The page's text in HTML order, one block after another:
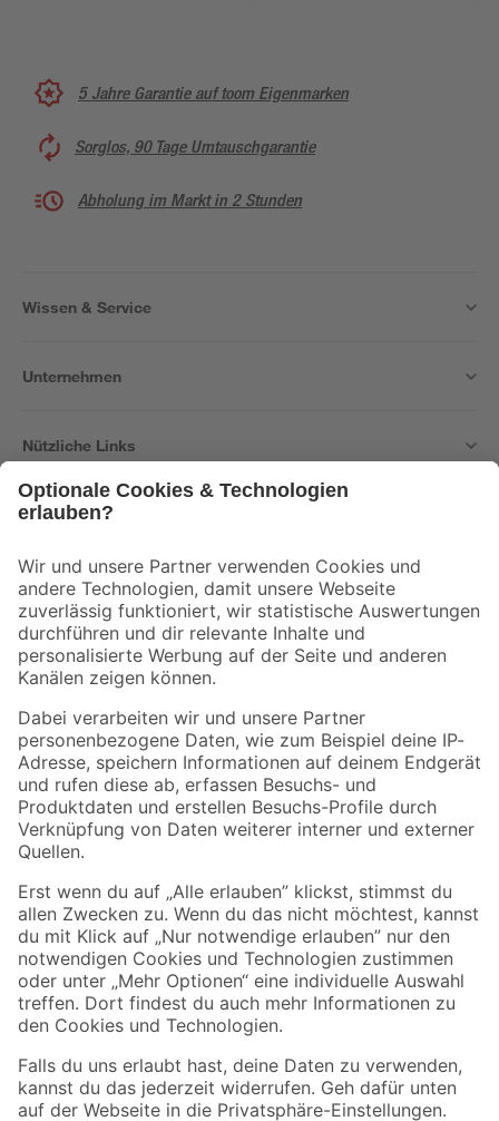
5 Jahre Garantie auf toom Eigenmarken
Sorglos, 90 Tage Umtauschgarantie
Abholung im Markt in 2 Stunden
Wissen & Service
Unternehmen
Nützliche Links
Der toom Newsletter: Keine Angebote und Aktionen mehr verpassen!
Zur Newsletter Anmeldung
Folge uns
Zahlungsarten Versandarten
Sicher einkaufen
Jetzt die toom-App herunterladen
Alle Preisangaben in EUR inkl. gesetzl. MwSt.. Die dargestellten Angebote sind unter
Umständen nicht in allen Märkten verfügbar. Die angegebenen Verfügbarkeiten beziehen